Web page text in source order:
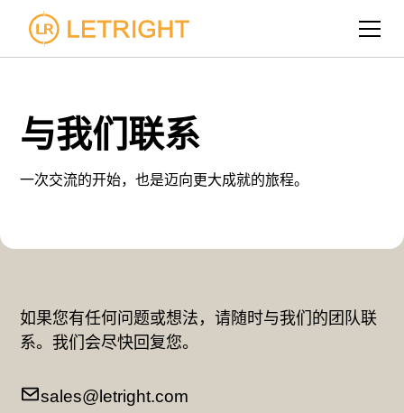
与我们联系
一次交流的开始，也是迈向更大成就的旅程。
如果您有任何问题或想法，请随时与我们的团队联
系。我们会尽快回复您。
sales@letright.com